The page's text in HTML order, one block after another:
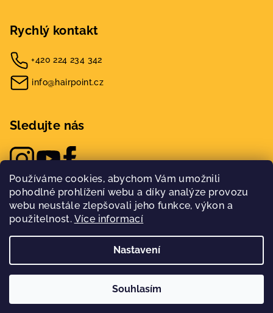
Používáme cookies, abychom Vám umožnili
pohodlné prohlížení webu a díky analýze provozu
webu neustále zlepšovali jeho funkce, výkon a
použitelnost. Více informací
Nastavení
Souhlasím
Rychlý kontakt
+420 224 234 342
info@hairpoint.cz
Sledujte nás
Hairpoint. Všechna práva vyhrazena.
Vytvořil Shoptet